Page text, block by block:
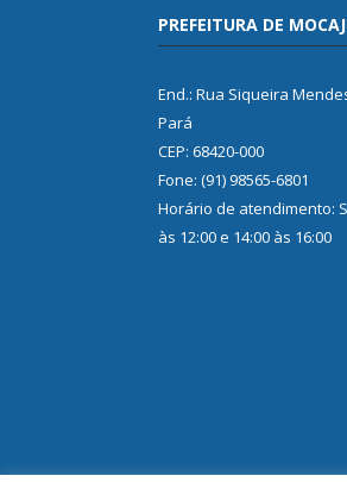
PREFEITURA DE
End.: Rua Siqueira
Pará
CEP: 68420-000
Fone: (91) 98565-6801
Horário de atendimento:
às 12:00 e 14:00 às 16:00